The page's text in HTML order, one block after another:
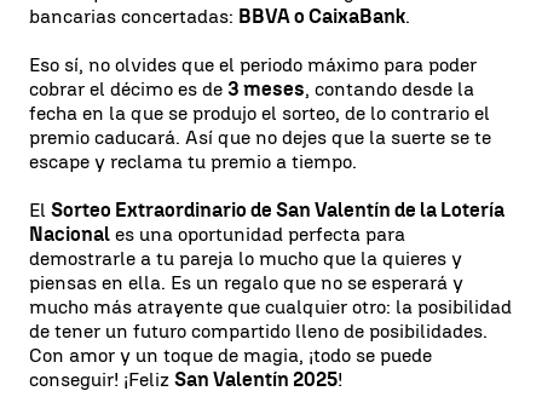
bancarias concertadas: BBVA o CaixaBank.
Eso sí, no olvides que el periodo máximo para poder
cobrar el décimo es de 3 meses, contando desde la
fecha en la que se produjo el sorteo, de lo contrario el
premio caducará. Así que no dejes que la suerte se te
escape y reclama tu premio a tiempo.
El Sorteo Extraordinario de San Valentín de la Lotería
Nacional es una oportunidad perfecta para
demostrarle a tu pareja lo mucho que la quieres y
piensas en ella. Es un regalo que no se esperará y
mucho más atrayente que cualquier otro: la posibilidad
de tener un futuro compartido lleno de posibilidades.
Con amor y un toque de magia, ¡todo se puede
conseguir! ¡Feliz San Valentín 2025!